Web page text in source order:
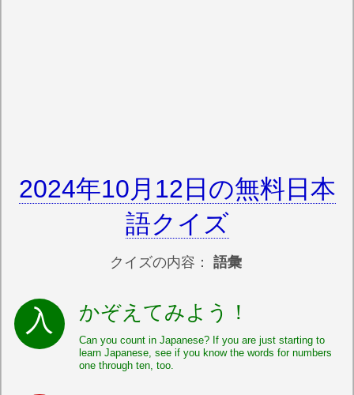
2024年10月12日の無料日本
語クイズ
クイズの内容： 語彙
かぞえてみよう！
Can you count in Japanese? If you are just starting to
learn Japanese, see if you know the words for numbers
one through ten, too.